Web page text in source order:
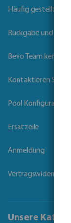
Häufig gestellte
Rückgabe und
Bevo Team
Kontaktieren Sie uns
Pool Konfigurator
Ersatzeile
Anmeldung
Vertragswiderruf
Unsere